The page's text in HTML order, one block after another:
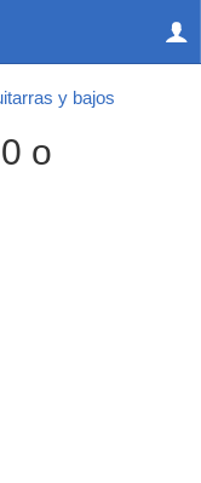
y bajos
o